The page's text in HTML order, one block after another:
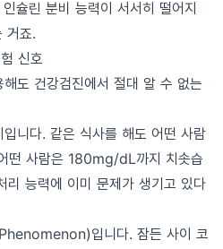
슐린 분비 능력이 서서히 떨어지
거죠.
신호
도 건강검진에서 절대 알 수 없는
니다. 같은 식사를 해도 어떤 사람
떤 사람은 180mg/dL까지 치솟습
리 능력에 이미 문제가 생기고 있다
입니다. 잠든 사이 코